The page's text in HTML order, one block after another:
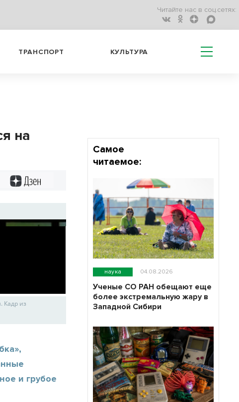
Читайте нас в соц.сетях:
ТРАНСПОРТ КУЛЬТУРА
на
Кадр из
и грубое
Самое
читаемое:
наука 04.08.2026
Ученые СО РАН обещают еще
более экстремальную жару в
Западной Сибири